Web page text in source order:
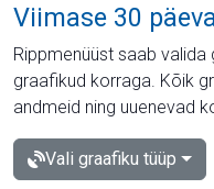
Viimase 30
Rippmenüüst saab
graafikud korraga. Kõik
andmeid ning uuenevad
Vali graafiku tüüp